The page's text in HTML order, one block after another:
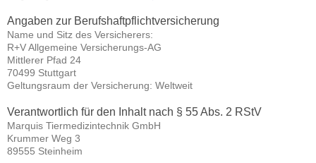
Angaben zur Berufshaftpflichtversicherung
Name und Sitz des Versicherers:
R+V Allgemeine Versicherungs-AG
Mittlerer Pfad 24
70499 Stuttgart
Geltungsraum der Versicherung: Weltweit
Verantwortlich für den Inhalt nach § 55 Abs. 2 RStV
Marquis Tiermedizintechnik GmbH
Krummer Weg 3
89555 Steinheim